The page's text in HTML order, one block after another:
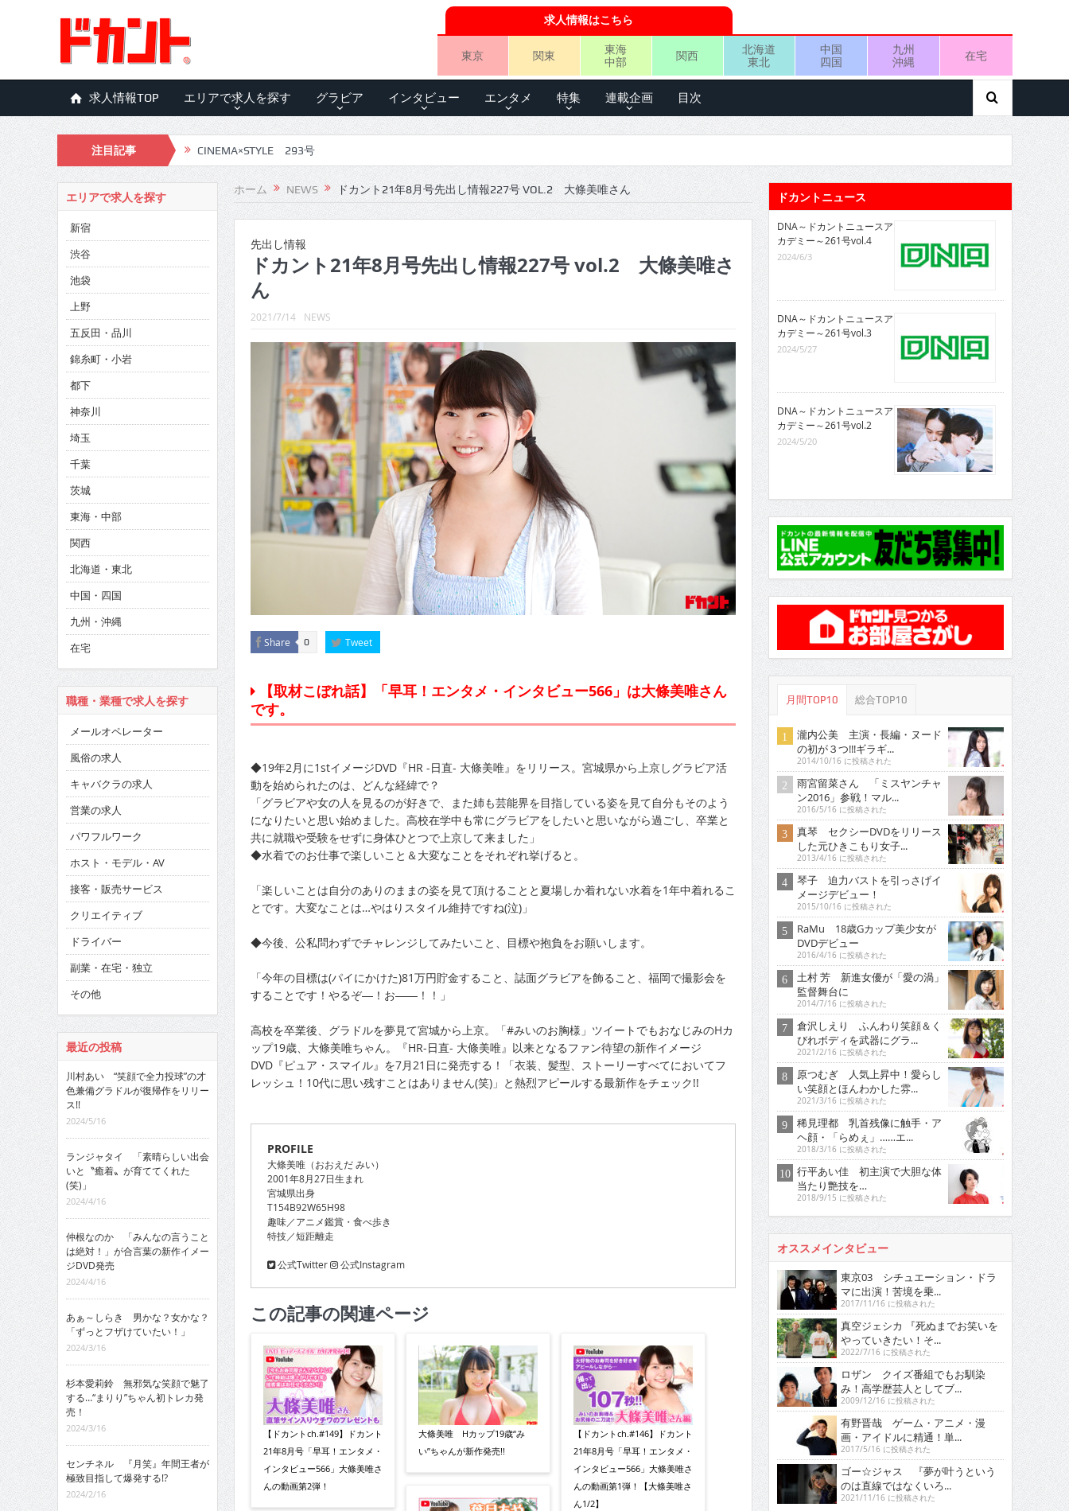
求人情報はこちら
東京 関東
東海
中部
関西
北海道
東北
中国
四国
九州
沖縄
在宅
求人情報TOP エリアで求人を探す グラビア インタビュー エンタメ 特集 連載企画 目次
注目記事 CINEMA×STYLE 292号
CINEMA×STYLE 291号
CINEMA×STYLE 290号
CINEMA×STYLE 289号
CINEMA×STYLE 288号
CINEMA×STYLE 287号
CINEMA×STYLE 285号
CINEMA×STYLE 294号
CINEMA×STYLE 293号
ホーム NEWS ドカント21年8月号先出し情報227号 VOL.2 大條美唯さん
先出し情報
ドカント21年8月号先出し情報227号 vol.2 大條美唯さ
ん
2021/7/14 NEWS
Share 0 Tweet
【取材こぼれ話】「早耳！エンタメ・インタビュー566」は大條美唯さん
です。
◆19年2月に1stイメージDVD『HR -日直- 大條美唯』をリリース。宮城県から上京しグラビア活
動を始められたのは、どんな経緯で？
「グラビアや女の人を見るのが好きで、また姉も芸能界を目指している姿を見て自分もそのよう
になりたいと思い始めました。高校在学中も常にグラビアをしたいと思いながら過ごし、卒業と
共に就職や受験をせずに身体ひとつで上京して来ました」
◆水着でのお仕事で楽しいこと＆大変なことをそれぞれ挙げると。
「楽しいことは自分のありのままの姿を見て頂けることと夏場しか着れない水着を1年中着れるこ
とです。大変なことは…やはりスタイル維持ですね(泣)」
◆今後、公私問わずでチャレンジしてみたいこと、目標や抱負をお願いします。
「今年の目標は(パイにかけた)81万円貯金すること、誌面グラビアを飾ること、福岡で撮影会を
することです！やるぞ―！お――！！」
高校を卒業後、グラドルを夢見て宮城から上京。「#みいのお胸様」ツイートでもおなじみのHカ
ップ19歳、大條美唯ちゃん。『HR-日直- 大條美唯』以来となるファン待望の新作イメージ
DVD『ピュア・スマイル』を7月21日に発売する！「衣装、髪型、ストーリーすべてにおいてフ
レッシュ！10代に思い残すことはありません(笑)」と熱烈アピールする最新作をチェック!!
PROFILE
大條美唯（おおえだ みい）
2001年8月27日生まれ
宮城県出身
T154B92W65H98
趣味／アニメ鑑賞・食べ歩き
特技／短距離走
公式Twitter 公式Instagram
この記事の関連ページ
【ドカントch.#149】ドカント
21年8月号「早耳！エンタメ・
インタビュー566」大條美唯さ
んの動画第2弾！
大條美唯 Hカップ19歳“み
い”ちゃんが新作発売!!
【ドカントch.#146】ドカント
21年8月号「早耳！エンタメ・
インタビュー566」大條美唯さ
んの動画第1弾！【大條美唯さ
ん1/2】
エリアで求人を探す
新宿
渋谷
池袋
上野
五反田・品川
錦糸町・小岩
都下
神奈川
埼玉
千葉
茨城
東海・中部
関西
北海道・東北
中国・四国
九州・沖縄
在宅
職種・業種で求人を探す
メールオペレーター
風俗の求人
キャバクラの求人
営業の求人
パワフルワーク
ホスト・モデル・AV
接客・販売サービス
クリエイティブ
ドライバー
副業・在宅・独立
その他
最近の投稿
川村あい “笑顔で全力投球”の才
色兼備グラドルが復帰作をリリー
ス!!
2024/5/16
ランジャタイ 「素晴らしい出会
いと〝癒着〟が育ててくれた
(笑)」
2024/4/16
仲根なのか 「みんなの言うこと
は絶対！」が合言葉の新作イメー
ジDVD発売
2024/4/16
あぁ～しらき 男かな？女かな？
「ずっとフザけていたい！」
2024/3/16
杉本愛莉鈴 無邪気な笑顔で魅了
する…“まりり”ちゃん初トレカ発
売！
2024/3/16
センチネル 『月笑』年間王者が
極致目指して爆発する!?
2024/2/16
ドカントニュース
DNA～ドカントニュースア
カデミー～261号vol.4
2024/6/3
DNA～ドカントニュースア
カデミー～261号vol.3
2024/5/27
DNA～ドカントニュースア
カデミー～261号vol.2
2024/5/20
月間TOP10 総合TOP10
瀧内公美 主演・長編・ヌード
の初が３つ!!!ギラギ...
2014/10/16 に投稿された
雨宮留菜さん 「ミスヤンチャ
ン2016」参戦！マル...
2016/5/16 に投稿された
真琴 セクシーDVDをリリース
した元ひきこもり女子...
2013/4/16 に投稿された
琴子 迫力バストを引っさげイ
メージデビュー！
2015/10/16 に投稿された
RaMu 18歳Gカップ美少女が
DVDデビュー
2016/4/16 に投稿された
土村 芳 新進女優が「愛の渦」
監督舞台に
2014/7/16 に投稿された
倉沢しえり ふんわり笑顔＆く
びれボディを武器にグラ...
2021/2/16 に投稿された
原つむぎ 人気上昇中！愛らし
い笑顔とほんわかした雰...
2021/3/16 に投稿された
稀見理都 乳首残像に触手・ア
ヘ顔・「らめぇ」……エ...
2018/3/16 に投稿された
行平あい佳 初主演で大胆な体
当たり艶技を…
2018/9/15 に投稿された
オススメインタビュー
東京03 シチュエーション・ドラ
マに出演！苦境を乗...
2017/11/16 に投稿された
真空ジェシカ 『死ぬまでお笑いを
やっていきたい！そ...
2022/7/16 に投稿された
ロザン クイズ番組でもお馴染
み！高学歴芸人としてブ...
2009/12/16 に投稿された
有野晋哉 ゲーム・アニメ・漫
画・アイドルに精通！単...
2017/5/16 に投稿された
ゴー☆ジャス 『夢が叶うという
のは直線ではなくいろ...
2021/11/16 に投稿された